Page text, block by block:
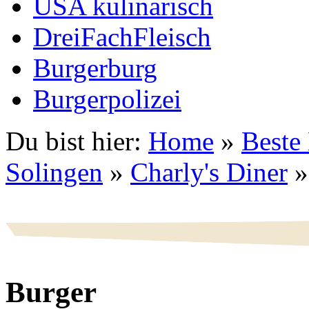
DreiFachFleisch
Burgerburg
Burgerpolizei
Du bist hier: Home »
Solingen » Charly's Diner
Burger